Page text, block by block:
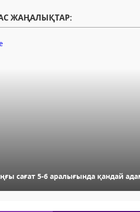
ЖАҢАЛЫҚТАР:
сағат 5-6 аралығында қандай